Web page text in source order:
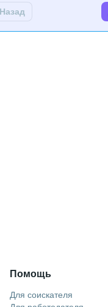
Назад
Помощь
Для соискателя